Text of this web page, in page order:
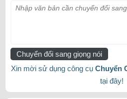
Nhập văn bản cần chuyển đổi sang
Chuyển đổi sang giọng nói
Xin mời sử dụng công cụ Chuyển
tại đây!